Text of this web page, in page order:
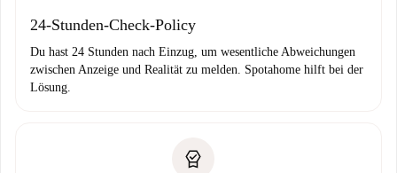
24-Stunden-Check-Policy
Du hast 24 Stunden nach Einzug, um wesentliche Abweichungen
zwischen Anzeige und Realität zu melden. Spotahome hilft bei der
Lösung.